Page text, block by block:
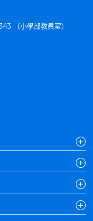
（小學部教員室）